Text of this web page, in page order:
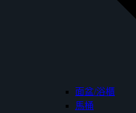
面盆/浴櫃
馬桶